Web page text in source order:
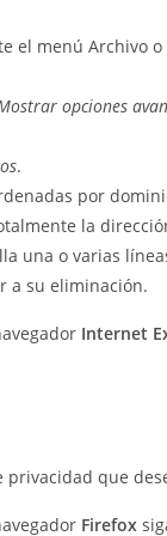
el menú Archivo
opciones
.
por
la
una o varias
a su eliminación.
Internet
privacidad que
Firefox